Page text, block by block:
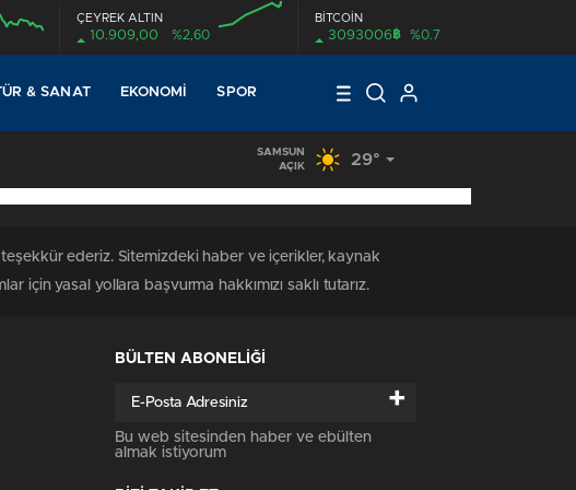
ÇEYREK ALTIN
10.909,00 %2,60
BİTCOİN
3093006฿ %0.7
& SANAT EKONOMI SPOR
SAMSUN
AÇIK
29°
ederiz. Sitemizdeki haber ve içerikler, kaynak
için yasal yollara başvurma hakkımızı saklı tutarız.
BÜLTEN ABONELİĞİ
+
Bu web sitesinden haber ve ebülten
almak istiyorum